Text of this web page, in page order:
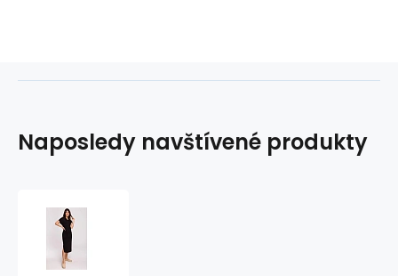
Naposledy navštívené produkty